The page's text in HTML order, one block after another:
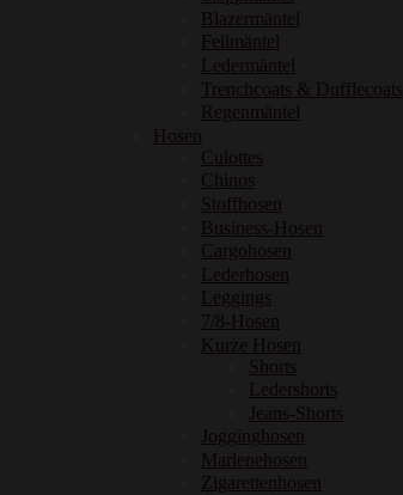
Blazermäntel
Fellmäntel
Ledermäntel
Trenchcoats & Dufflecoats
Regenmäntel
Hosen
Culottes
Chinos
Stoffhosen
Business-Hosen
Cargohosen
Lederhosen
Leggings
7/8-Hosen
Kurze Hosen
Shorts
Ledershorts
Jeans-Shorts
Jogginghosen
Marlenehosen
Zigarettenhosen